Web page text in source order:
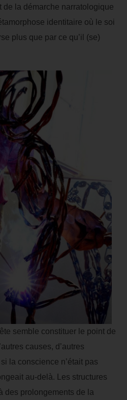
de la démarche narratologique
identitaire où le soi
plus que par ce qu’il (se)
semble constituer le point de
causes, d’autres
la conscience n’était pas
au-delà. Les structures
des prolongements de la